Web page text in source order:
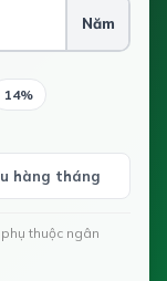
Năm
14%
hàng tháng
thuộc ngân